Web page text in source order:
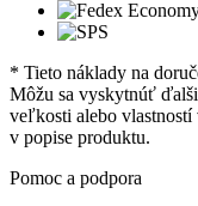
* Tieto náklady na
Môžu sa vyskytnúť
veľkosti alebo
v popise produktu.
Pomoc a podpora